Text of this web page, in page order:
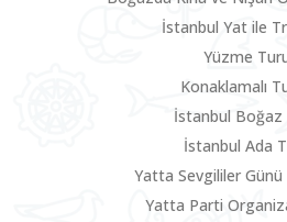
İstanbul Yat ile
Yüzme
Konaklamalı
İstanbul Boğaz
İstanbul Ada
Yatta Sevgililer Günü
Yatta Parti